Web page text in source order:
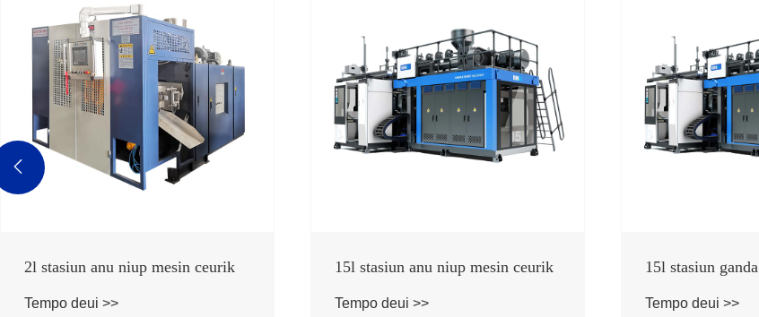
2l stasiun anu niup mesin ceurik
Tempo deui >>
15l stasiun anu niup mesin ceurik
Tempo deui >>
15l stasiun ganda
Tempo deui >>
